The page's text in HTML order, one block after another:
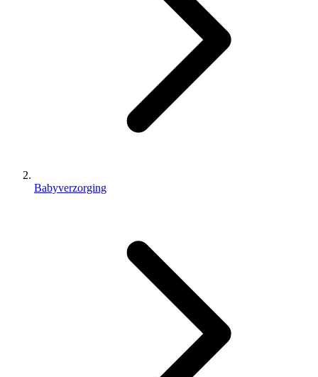
Babyverzorging